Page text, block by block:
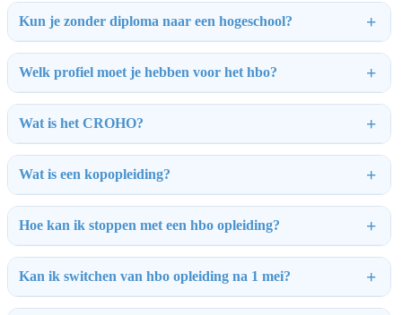
Kun je zonder diploma naar een hogeschool?
Welk profiel moet je hebben voor het hbo?
Wat is het CROHO?
Wat is een kopopleiding?
Hoe kan ik stoppen met een hbo opleiding?
Kan ik switchen van hbo opleiding na 1 mei?